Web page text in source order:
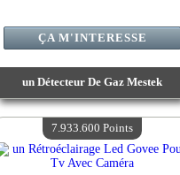
un Détecteur De Gaz Mestek
Valeur :10 428 200 Points
Quantité Disponible :4
ÇA M'INTERESSE
7.933.600 Points